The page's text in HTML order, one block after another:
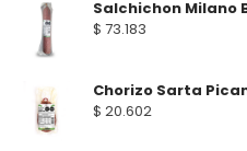
Salchichon Milano
$ 73.183
Chorizo Sarta
$ 20.602